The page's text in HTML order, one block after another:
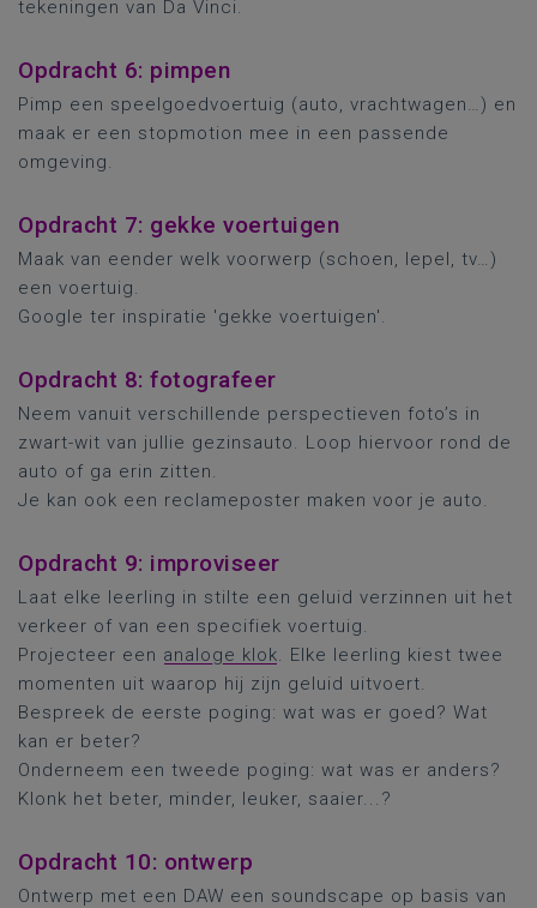
tekeningen van Da Vinci.
Opdracht 6: pimpen
Pimp een speelgoedvoertuig (auto, vrachtwagen…) en
maak er een stopmotion mee in een passende
omgeving.
Opdracht 7: gekke voertuigen
Maak van eender welk voorwerp (schoen, lepel, tv…)
een voertuig.
Google ter inspiratie 'gekke voertuigen'.
Opdracht 8: fotografeer
Neem vanuit verschillende perspectieven foto’s in
zwart-wit van jullie gezinsauto. Loop hiervoor rond de
auto of ga erin zitten.
Je kan ook een reclameposter maken voor je auto.
Opdracht 9: improviseer
Laat elke leerling in stilte een geluid verzinnen uit het
verkeer of van een specifiek voertuig.
Projecteer een analoge klok. Elke leerling kiest twee
momenten uit waarop hij zijn geluid uitvoert.
Bespreek de eerste poging: wat was er goed? Wat
kan er beter?
Onderneem een tweede poging: wat was er anders?
Klonk het beter, minder, leuker, saaier...?
Opdracht 10: ontwerp
Ontwerp met een DAW een soundscape op basis van